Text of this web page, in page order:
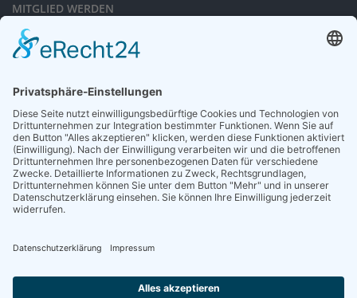
MITGLIED WERDEN
Sieben gute Gründe
für Ihre Mitgliedschaft
NEWSLETTER
Neuigkeiten rund um die Geriatrie und die DGG – regelmäßig in Ihrem
Postfach.